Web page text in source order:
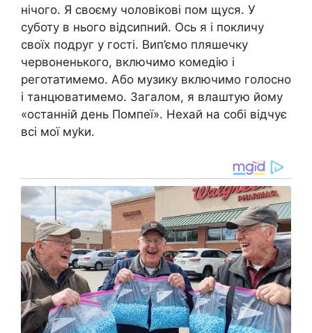
нічого. Я своєму чоловікові пом щуся. У
суботу в нього відсипний. Ось я і покличу
своїх подруг у гості. Вип’ємо пляшечку
червоненького, включимо комедію і
реготатимемо. Або музику включимо голосно
і танцюватимемо. Загалом, я влаштую йому
«останній день Помпеї». Нехай на собі відчує
всі мої муkи.